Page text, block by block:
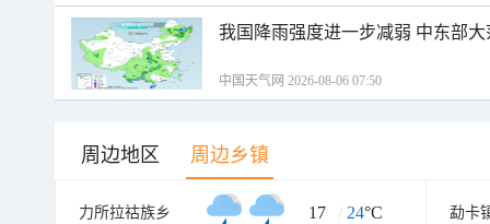
我国降雨强度进一步减弱 中东部
中国天气网 2026-08-06 07:50
周边地区 周边乡镇
力所拉祜族乡 17 / 24°C 勐卡